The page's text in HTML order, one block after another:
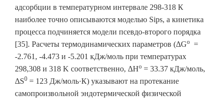
адсорбции в температурном интервале 298-318 К
наиболее точно описываются моделью Sips, а кинетика
процесса подчиняется модели псевдо-второго порядка
[35]. Расчеты термодинамических параметров (ΔGo =
-2.761, -4.473 и -5.201 кДж/моль при температурах
298,308 и 318 K соответственно, ΔHо = 33.37 кДж/моль,
ΔS0 = 123 Дж/моль·К) указывают на протекание
самопроизвольной эндотермической физической